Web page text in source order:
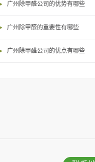
广州除甲醛公司的优势有哪些
广州除甲醛的重要性有哪些
广州除甲醛公司的优点有哪些